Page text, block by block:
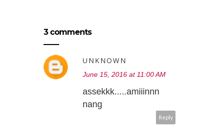
3 comments
UNKNOWN
June 15, 2016 at 11:00 AM
assekkk.....amiiinnn
nang
Reply